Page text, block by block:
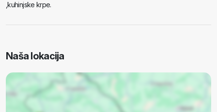
,kuhinjske krpe.
Naša lokacija